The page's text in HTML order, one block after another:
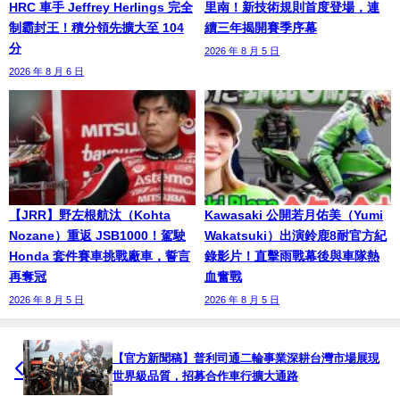
HRC 車手 Jeffrey Herlings 完全
制霸封王！積分領先擴大至 104
分
2026 年 8 月 6 日
里南！新技術規則首度登場，連
續三年揭開賽季序幕
2026 年 8 月 5 日
【JRR】野左根航汰（Kohta
Nozane）重返 JSB1000！駕駛
Honda 套件賽車挑戰廠車，誓言
再奪冠
2026 年 8 月 5 日
Kawasaki 公開若月佑美（Yumi
Wakatsuki）出演鈴鹿8耐官方紀
錄影片！直擊雨戰幕後與車隊熱
血奮戰
2026 年 8 月 5 日
【官方新聞稿】普利司通二輪事業深耕台灣市場展現
世界級品質，招募合作車行擴大通路